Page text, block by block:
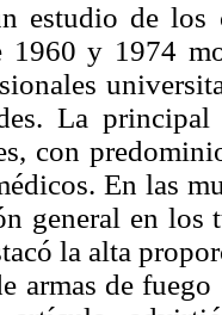
estudio de los
1960 y 1974
La principal
con
En las
general en los
la alta
armas de